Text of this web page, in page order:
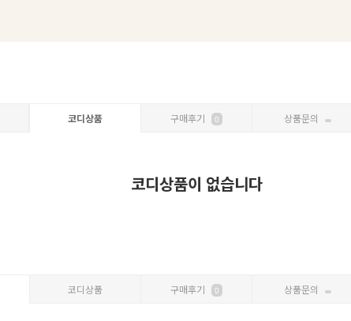
코디상품 구매후기 0 상품문의
코디상품이 없습니다
코디상품 구매후기 0 상품문의